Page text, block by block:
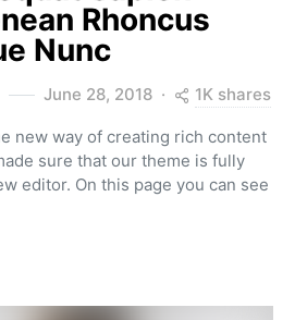
Rhoncus
Nunc
June 28, 2018 1K shares
new way of creating rich content
sure that our theme is fully
editor. On this page you can see